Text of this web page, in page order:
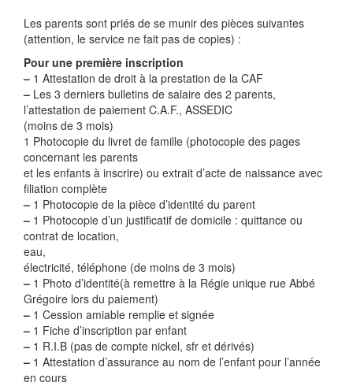
Les parents sont priés de se munir des pièces suivantes
(attention, le service ne fait pas de copies) :
Pour une première inscription
– 1 Attestation de droit à la prestation de la CAF
– Les 3 derniers bulletins de salaire des 2 parents,
l’attestation de paiement C.A.F., ASSEDIC
(moins de 3 mois)
1 Photocopie du livret de famille (photocopie des pages
concernant les parents
et les enfants à inscrire) ou extrait d’acte de naissance avec
filiation complète
– 1 Photocopie de la pièce d’identité du parent
– 1 Photocopie d’un justificatif de domicile : quittance ou
contrat de location,
eau,
électricité, téléphone (de moins de 3 mois)
– 1 Photo d’identité(à remettre à la Régie unique rue Abbé
Grégoire lors du paiement)
– 1 Cession amiable remplie et signée
– 1 Fiche d’inscription par enfant
– 1 R.I.B (pas de compte nickel, sfr et dérivés)
– 1 Attestation d’assurance au nom de l’enfant pour l’année
en cours